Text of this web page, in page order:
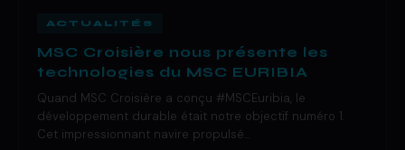
ACTUALITÉS
MSC Croisière nous présente les
technologies du MSC EURIBIA
Quand MSC Croisière a conçu #MSCEuribia, le
développement durable était notre objectif numéro 1.
Cet impressionnant navire propulsé…